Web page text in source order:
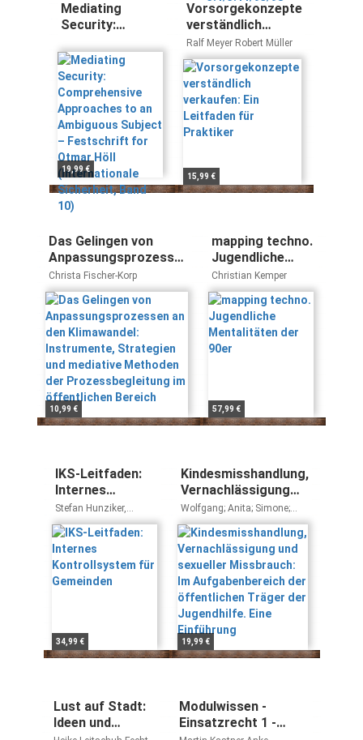
Mediating
Security:
Approaches to
an Ambiguous
Subject –
Festschrift for
Otmar Höll
(Internationale
Sicherheit, Band
10)
19,99 €
Vorsorgekonzepte
verständlich
verkaufen: Ein
Leitfaden für
Praktiker
Ralf Meyer Robert Müller
15,99 €
Das Gelingen von
Anpassungsprozessen
an den Klimawandel:
Instrumente,
Strategien und
mediative Methoden
der Prozessbegleitung
im öffentlichen
Bereich
Christa Fischer-Korp
10,99 €
mapping techno.
Jugendliche
Mentalitäten der
90er
Christian Kemper
57,99 €
IKS-Leitfaden:
Internes
Kontrollsystem
für Gemeinden
Stefan Hunziker,
Hermann Grab, Yvonne
Dietiker, Lothar Gwerder
34,99 €
Kindesmisshandlung,
Vernachlässigung
und sexueller
Missbrauch: Im
Aufgabenbereich der
öffentlichen Träger
der Jugendhilfe. Eine
Einführung
Wolfgang; Anita; Simone;
Ralf Krieger;Lang;
Meßmer;Osthoff
19,99 €
Lust auf Stadt:
Ideen und
Modulwissen -
Einsatzrecht 1 -